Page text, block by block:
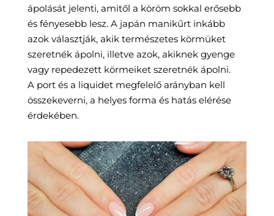
ápolását jelenti, amitől a köröm sokkal erősebb
és fényesebb lesz. A japán manikűrt inkább
azok választják, akik természetes körmüket
szeretnék ápolni, illetve azok, akiknek gyenge
vagy repedezett körmeiket szeretnék ápolni.
A port és a liquidet megfelelő arányban kell
összekeverni, a helyes forma és hatás elérése
érdekében.